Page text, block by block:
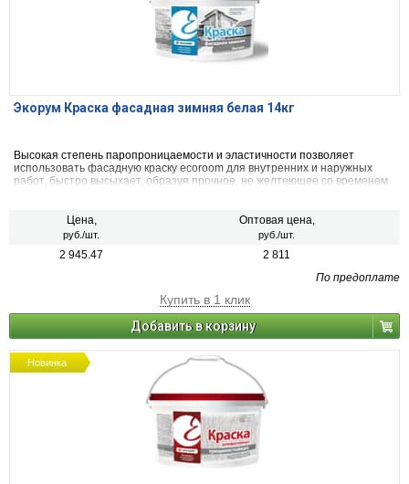
Экорум Краска фасадная зимняя белая 14кг
Высокая степень паропроницаемости и эластичности позволяет
использовать фасадную краску ecoroom для внутренних и наружных
работ, быстро высыхает, образуя прочное, не желтеющее со временем
Цена,
руб./шт.
Оптовая цена,
руб./шт.
2 945.47
2 811
По предоплате
Купить в 1 клик
Добавить в корзину
Новинка